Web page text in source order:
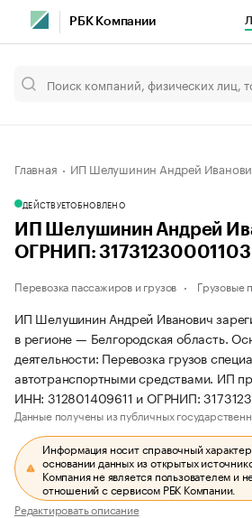
РБК Компании
Главная ИП Шелушинин Андрей
ДЕЙСТВУЕТОБНОВЛЕНО
ИП Шелушинин Андрей
ОГРНИП:
Перевозка пассажиров и грузов Грузовые
ИП Шелушинин Андрей Иванович
в регионе — Белгородская область.
деятельности: Перевозка грузов
автотранспортными средствами. ИП
ИНН: 312801409611 и ОГРНИП:
Данные получены из публичных
Информация носит справочный
основании данных из открытых
Компания не является пользователем и
отношений с сервисом РБК Компании.
Редактировать описание